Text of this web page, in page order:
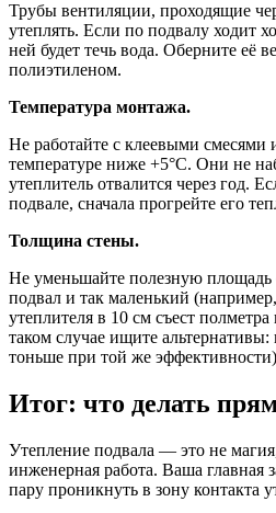
Трубы вентиляции, проходящие
утеплять. Если по подвалу ходит
ней будет течь вода. Оберните её
полиэтиленом.
Температура монтажа.
Не работайте с клеевыми смесями
температуре ниже +5°C. Они не
утеплитель отвалится через год.
подвале, сначала прогрейте его
Толщина стены.
Не уменьшайте полезную
подвал и так маленький
утеплителя в 10 см съест
таком случае ищите
тоньше при той же
Итог: что делать
Утепление подвала — это не
инженерная работа. Ваша главная
пару проникнуть в зону контакта